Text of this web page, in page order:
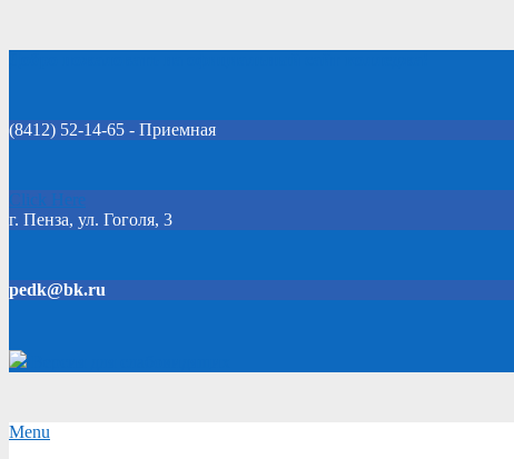
(8412) 52-14-65 - Приемная
Click Here
г. Пенза, ул. Гоголя, 3
pedk@bk.ru
Secondary
Menu